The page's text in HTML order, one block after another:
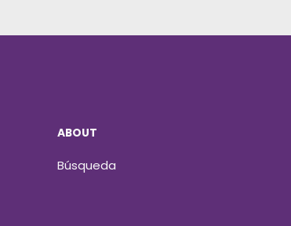
ABOUT
Búsqueda